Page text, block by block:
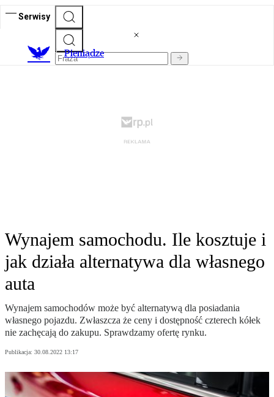
Serwisy
Pieniądze
Wynajem samochodu. Ile kosztuje i
jak działa alternatywa dla własnego
auta
Wynajem samochodów może być alternatywą dla posiadania
własnego pojazdu. Zwłaszcza że ceny i dostępność czterech kółek
nie zachęcają do zakupu. Sprawdzamy ofertę rynku.
Publikacja: 30.08.2022 13:17